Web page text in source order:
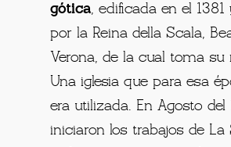
gótica, edificada en el
por la Reina della Scala,
Verona, de la cual toma su
Una iglesia que para esa
era utilizada. En Agosto del
iniciaron los trabajos de La